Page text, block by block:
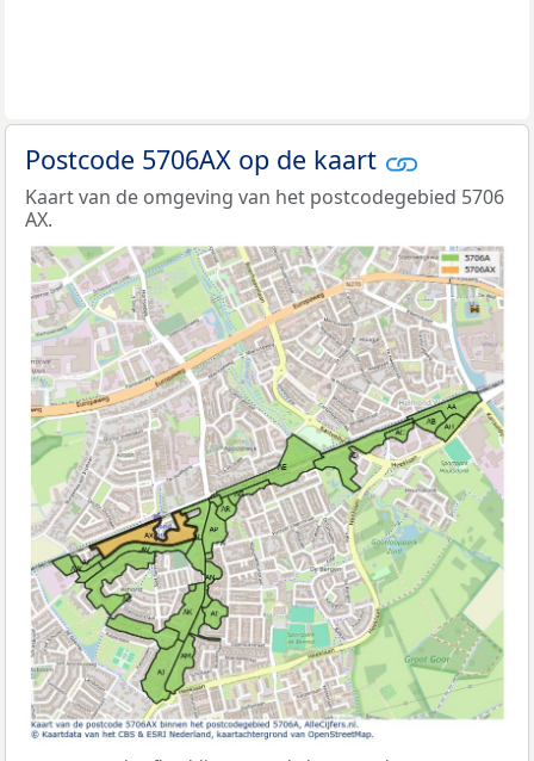
Postcode 5706AX op de kaart
Kaart van de omgeving van het postcodegebied 5706
AX.